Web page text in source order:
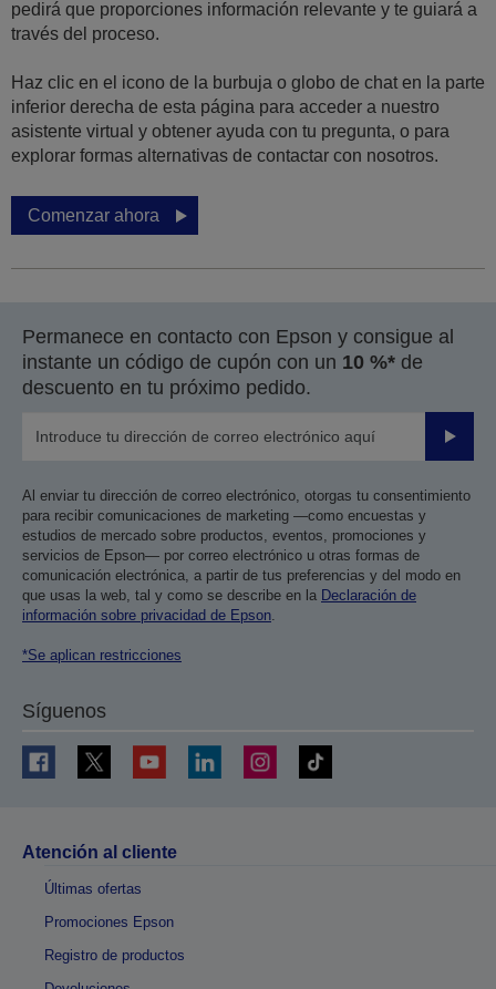
pedirá que proporciones información relevante y te guiará a
través del proceso.
Haz clic en el icono de la burbuja o globo de chat en la parte
inferior derecha de esta página para acceder a nuestro
asistente virtual y obtener ayuda con tu pregunta, o para
explorar formas alternativas de contactar con nosotros.
Comenzar ahora
Permanece en contacto con Epson y consigue al
instante un código de cupón con un 10 %* de
descuento en tu próximo pedido.
Enviar
Al enviar tu dirección de correo electrónico, otorgas tu consentimiento
para recibir comunicaciones de marketing —como encuestas y
estudios de mercado sobre productos, eventos, promociones y
servicios de Epson— por correo electrónico u otras formas de
comunicación electrónica, a partir de tus preferencias y del modo en
que usas la web, tal y como se describe en la Declaración de
información sobre privacidad de Epson.
*Se aplican restricciones
Síguenos
Atención al cliente
Últimas ofertas
Promociones Epson
Registro de productos